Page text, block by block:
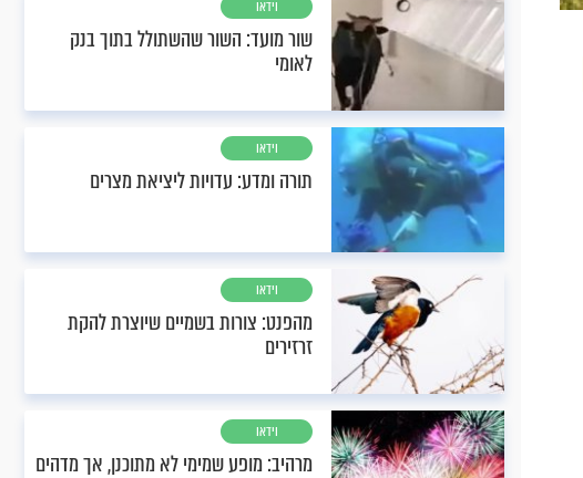
וידאו
שור מועד: השור שהשתולל בתוך בנק
לאומי
וידאו
תורה ומדע: עדויות ליציאת מצרים
וידאו
מהפנט: צורות בשמיים שיוצרת להקת
זרזירים
וידאו
מרהיב: מופע שמימי לא מתוכנן, אך מדהים